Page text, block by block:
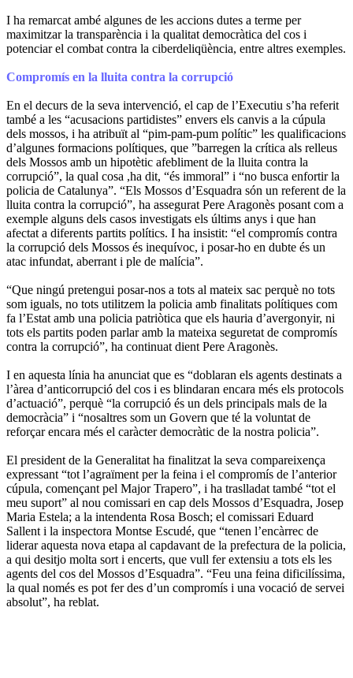
I ha remarcat ambé algunes de les accions dutes a terme per
maximitzar la transparència i la qualitat democràtica del cos i
potenciar el combat contra la ciberdeliqüència, entre altres exemples.
Compromís en la lluita contra la corrupció
En el decurs de la seva intervenció, el cap de l’Executiu s’ha referit
també a les “acusacions partidistes” envers els canvis a la cúpula
dels mossos, i ha atribuït al “pim-pam-pum polític” les qualificacions
d’algunes formacions polítiques, que ”barregen la crítica als relleus
dels Mossos amb un hipotètic afebliment de la lluita contra la
corrupció”, la qual cosa ,ha dit, “és immoral” i “no busca enfortir la
policia de Catalunya”. “Els Mossos d’Esquadra són un referent de la
lluita contra la corrupció”, ha assegurat Pere Aragonès posant com a
exemple alguns dels casos investigats els últims anys i que han
afectat a diferents partits polítics. I ha insistit: “el compromís contra
la corrupció dels Mossos és inequívoc, i posar-ho en dubte és un
atac infundat, aberrant i ple de malícia”.
“Que ningú pretengui posar-nos a tots al mateix sac perquè no tots
som iguals, no tots utilitzem la policia amb finalitats polítiques com
fa l’Estat amb una policia patriòtica que els hauria d’avergonyir, ni
tots els partits poden parlar amb la mateixa seguretat de compromís
contra la corrupció”, ha continuat dient Pere Aragonès.
I en aquesta línia ha anunciat que es “doblaran els agents destinats a
l’àrea d’anticorrupció del cos i es blindaran encara més els protocols
d’actuació”, perquè “la corrupció és un dels principals mals de la
democràcia” i “nosaltres som un Govern que té la voluntat de
reforçar encara més el caràcter democràtic de la nostra policia”.
El president de la Generalitat ha finalitzat la seva compareixença
expressant “tot l’agraïment per la feina i el compromís de l’anterior
cúpula, començant pel Major Trapero”, i ha traslladat també “tot el
meu suport” al nou comissari en cap dels Mossos d’Esquadra, Josep
Maria Estela; a la intendenta Rosa Bosch; el comissari Eduard
Sallent i la inspectora Montse Escudé, que “tenen l’encàrrec de
liderar aquesta nova etapa al capdavant de la prefectura de la policia,
a qui desitjo molta sort i encerts, que vull fer extensiu a tots els les
agents del cos del Mossos d’Esquadra”. “Feu una feina dificilíssima,
la qual només es pot fer des d’un compromís i una vocació de servei
absolut”, ha reblat.